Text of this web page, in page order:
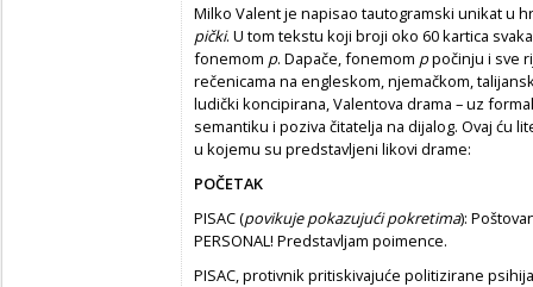
Milko Valent je napisao tautogramski unikat u
pički. U tom tekstu koji broji oko 60 kartica
fonemom p. Dapače, fonemom ppočinju i sve
rečenicama na engleskom, njemačkom,
ludički koncipirana, Valentova drama – uz
semantiku i poziva čitatelja na dijalog. Ovaj ću
u kojemu su predstavljeni likovi drame:
POČETAK
PISAC (povikuje pokazujući pokretima):
PERSONAL! Predstavljam poimence.
PISAC, protivnik pritiskivajuće politizirane